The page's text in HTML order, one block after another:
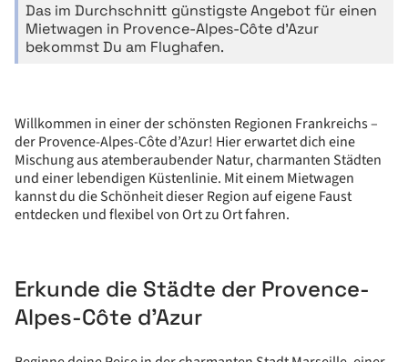
Das im Durchschnitt günstigste Angebot für einen
Mietwagen in Provence-Alpes-Côte d’Azur
bekommst Du am Flughafen.
Willkommen in einer der schönsten Regionen Frankreichs –
der Provence-Alpes-Côte d’Azur! Hier erwartet dich eine
Mischung aus atemberaubender Natur, charmanten Städten
und einer lebendigen Küstenlinie. Mit einem Mietwagen
kannst du die Schönheit dieser Region auf eigene Faust
entdecken und flexibel von Ort zu Ort fahren.
Erkunde die Städte der Provence-
Alpes-Côte d’Azur